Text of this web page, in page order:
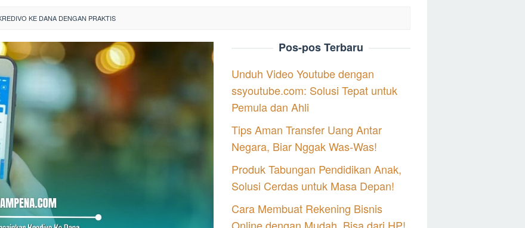
KE DANA DENGAN PRAKTIS
Pos-pos Terbaru
Unduh Video Youtube dengan
ssyoutube.com: Solusi Tepat untuk
Pemula dan Ahli
Tips Aman Transfer Uang Antar
Negara, Biar Nggak Was-Was!
Produk Tabungan Pendidikan Anak,
Solusi Cerdas untuk Masa Depan!
Cara Membuat Rekening Bisnis